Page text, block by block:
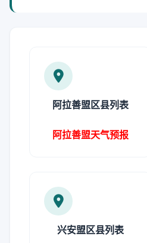
阿拉善盟区县列表
阿拉善盟天气预报
兴安盟区县列表